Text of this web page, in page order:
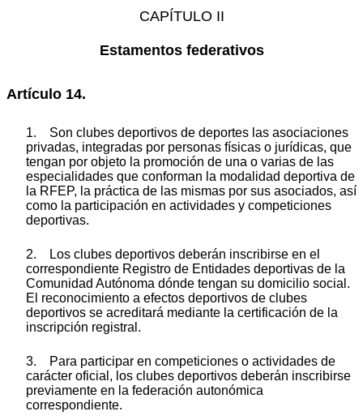
CAPÍTULO II
Estamentos federativos
Artículo 14.
1. Son clubes deportivos de deportes las asociaciones
privadas, integradas por personas físicas o jurídicas, que
tengan por objeto la promoción de una o varias de las
especialidades que conforman la modalidad deportiva de
la RFEP, la práctica de las mismas por sus asociados, así
como la participación en actividades y competiciones
deportivas.
2. Los clubes deportivos deberán inscribirse en el
correspondiente Registro de Entidades deportivas de la
Comunidad Autónoma dónde tengan su domicilio social.
El reconocimiento a efectos deportivos de clubes
deportivos se acreditará mediante la certificación de la
inscripción registral.
3. Para participar en competiciones o actividades de
carácter oficial, los clubes deportivos deberán inscribirse
previamente en la federación autonómica
correspondiente.